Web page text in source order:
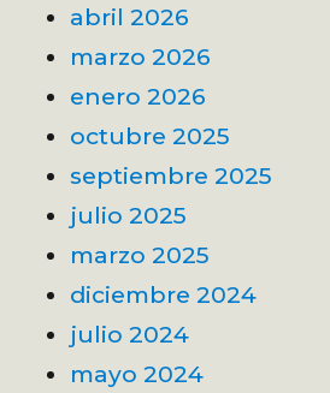
abril 2026
marzo 2026
enero 2026
octubre 2025
septiembre 2025
julio 2025
marzo 2025
diciembre 2024
julio 2024
mayo 2024